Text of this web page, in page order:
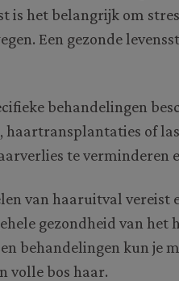
is het belangrijk om
Een gezonde
behandelingen
haartransplantaties of
te verminderen
van haaruitval vereist
gezondheid van
behandelingen kun je
volle bos haar.